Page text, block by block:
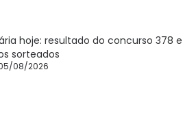
hoje: resultado do concurso 378 e
sorteados
08/2026